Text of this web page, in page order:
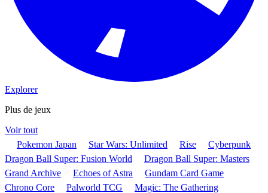
Explorer
Plus de jeux
Voir tout
Pokemon Japan
Star Wars: Unlimited Rise
Cyberpunk
Dragon Ball Super: Fusion World
Dragon Ball Super: Masters
Grand Archive
Echoes of Astra
Gundam Card Game
Chrono Core
Palworld TCG
Magic: The Gathering